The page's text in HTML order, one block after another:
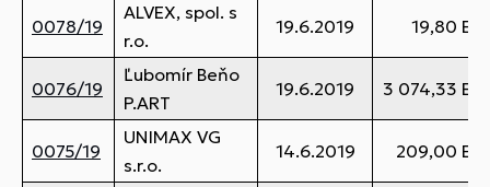
0078/19
ALVEX, spol. s
r.o.
19.6.2019 19,80
0076/19
Ľubomír Beňo
P.ART
19.6.2019 3 074,33
0075/19
UNIMAX VG
s.r.o.
14.6.2019 209,00